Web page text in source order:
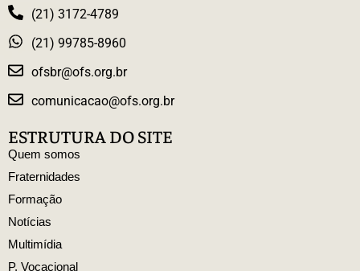
(21) 3172-4789
(21) 99785-8960
ofsbr@ofs.org.br
comunicacao@ofs.org.br
ESTRUTURA DO SITE
Quem somos
Fraternidades
Formação
Notícias
Multimídia
P. Vocacional